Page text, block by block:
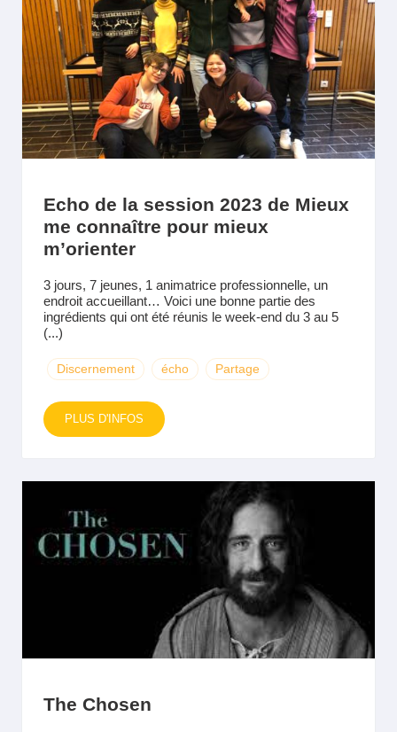
Echo de la session 2023 de Mieux
me connaître pour mieux
m’orienter
3 jours, 7 jeunes, 1 animatrice professionnelle, un
endroit accueillant… Voici une bonne partie des
ingrédients qui ont été réunis le week-end du 3 au 5
(...)
Discernement écho Partage
PLUS D'INFOS
The Chosen